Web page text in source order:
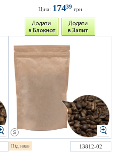
Ціна: 17439 грн
Під заказ
13812-02